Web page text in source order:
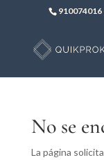
910074016
No se
La página